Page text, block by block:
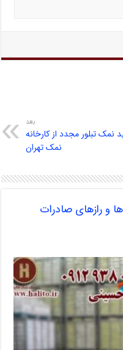
بعد
نمک تبلور مجدد از کارخانه
نمک تهران
و رازهای صادرات